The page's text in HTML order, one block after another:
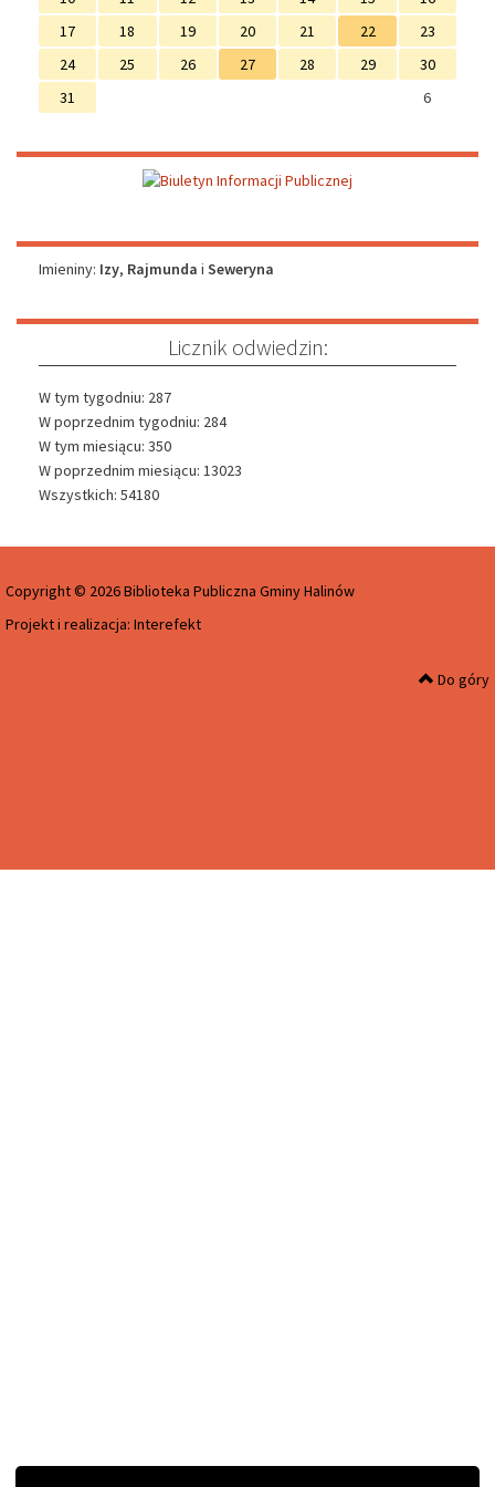
17
18 19 20 21 22
23
24
25 26 27 28 29
30
31
6
Imieniny
Imieniny: Izy, Rajmunda i Seweryna
Licznik odwiedzin:
W tym tygodniu: 287
W poprzednim tygodniu: 284
W tym miesiącu: 350
W poprzednim miesiącu: 13023
Wszystkich: 54180
Copyright © 2026 Biblioteka Publiczna Gminy Halinów
Projekt i realizacja: Interefekt
Do góry